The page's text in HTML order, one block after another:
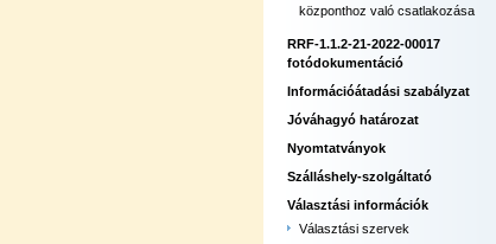
központhoz való csatlakozása
RRF-1.1.2-21-2022-00017
fotódokumentáció
Információátadási szabályzat
Jóváhagyó határozat
Nyomtatványok
Szálláshely-szolgáltató
Választási információk
Választási szervek